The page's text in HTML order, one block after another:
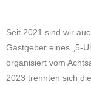
Seit 2021 sind wir
Gastgeber eines „5-
organisiert vom
2023 trennten sich